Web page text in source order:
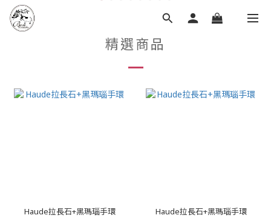
精選商品
Haude拉長石+黑瑪瑙手環 Haude拉長石+黑瑪瑙手環